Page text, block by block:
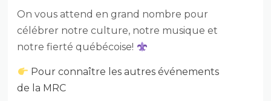
On vous attend en grand nombre pour
célébrer notre culture, notre musique et
notre fierté québécoise!
Pour connaître les autres événements
de la MRC